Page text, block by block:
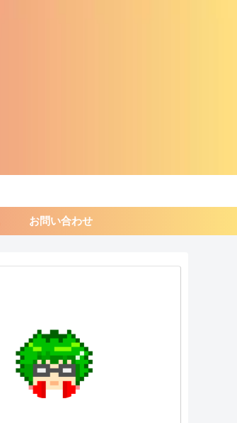
お問い合わせ